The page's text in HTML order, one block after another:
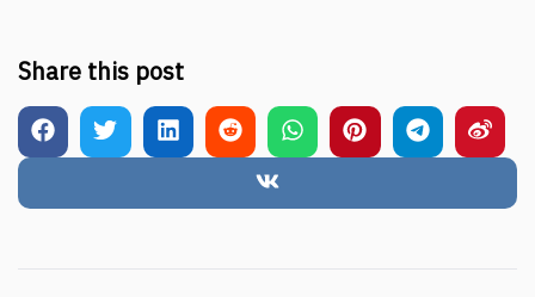
Share this post